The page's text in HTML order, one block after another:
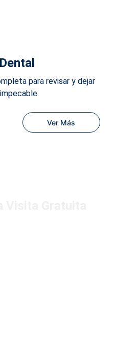
para revisar y dejar
Ver Más